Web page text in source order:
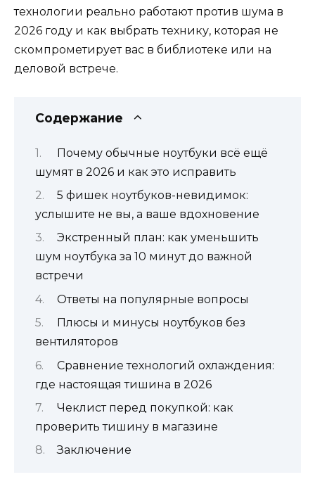
технологии реально работают против шума в
2026 году и как выбрать технику, которая не
скомпрометирует вас в библиотеке или на
деловой встрече.
Содержание
Почему обычные ноутбуки всё ещё
шумят в 2026 и как это исправить
5 фишек ноутбуков-невидимок:
услышите не вы, а ваше вдохновение
Экстренный план: как уменьшить
шум ноутбука за 10 минут до важной
встречи
Ответы на популярные вопросы
Плюсы и минусы ноутбуков без
вентиляторов
Сравнение технологий охлаждения:
где настоящая тишина в 2026
Чеклист перед покупкой: как
проверить тишину в магазине
Заключение